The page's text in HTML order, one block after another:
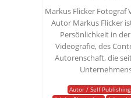
Markus Flicker Fotograf
Autor Markus Flicker
Persönlichkeit in
Videografie, des
Autorenschaft, die
Autor / Self Publishing